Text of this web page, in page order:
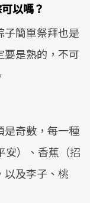
以嗎？
子簡單祭拜也是
是熟的，不可
是奇數，每一種
安）、香蕉（招
以及李子、桃